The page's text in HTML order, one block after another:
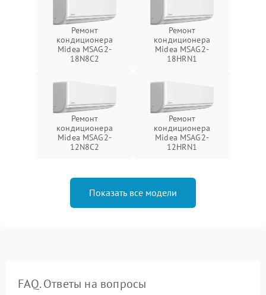
Ремонт
кондиционера
Midea MSAG2-
18N8C2
Ремонт
кондиционера
Midea MSAG2-
18HRN1
Ремонт
кондиционера
Midea MSAG2-
12N8C2
Ремонт
кондиционера
Midea MSAG2-
12HRN1
Показать все модели
FAQ. Ответы на вопросы